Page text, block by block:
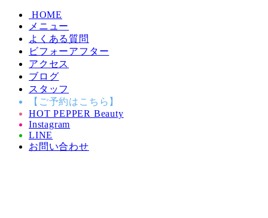
HOME
メニュー
よくある質問
ビフォーアフター
アクセス
ブログ
スタッフ
【ご予約はこちら】
HOT PEPPER Beauty
Instagram
LINE
お問い合わせ